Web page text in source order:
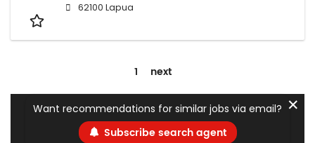
62100 Lapua
1 next
Want recommendations for similar jobs via email?
Subscribe search agent
✕